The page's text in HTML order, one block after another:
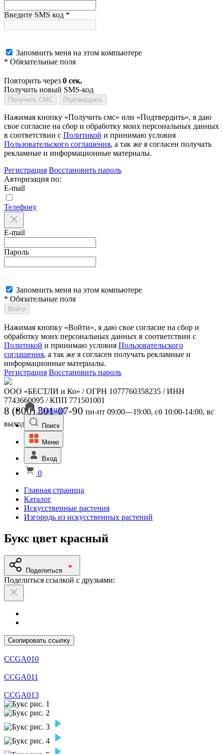
Введите SMS код *
Запомнить меня на этом компьютере
* Обязательные поля
Повторить через 0 сек.
Получить новый SMS-код
Получить СМС Подтвердить
Нажимая кнопку «Получить смс» или «Подтвердить», я даю
свое согласие на сбор и обработку моих персональных данных
в соответствии с Политикой и принимаю условия
Пользовательского соглашения, а так же я согласен получать
рекламные и информационные материалы.
Регистрация Восстановить пароль
Авторизация по:
E-mail
Телефону
E-mail
Пароль
Запомнить меня на этом компьютере
* Обязательные поля
Войти
Нажимая кнопку «Войти», я даю свое согласие на сбор и
обработку моих персональных данных в соответствии с
Политикой и принимаю условия Пользовательского
соглашения, а так же я согласен получать рекламные и
информационные материалы.
Регистрация Восстановить пароль
ООО «БЕСТЛИ и Ко» / ОГРН 1077760358235 / ИНН
7743660095 / КПП 771501001
8 (800) 301-07-90 пн-пт 09:00—19:00, сб 10:00-14:00, вс
выходной
Главная
Поиск
Меню
Вход
0
Главная страница
Каталог
Искусственные растения
Изгородь из искусственных растений
Букс цвет красный
Поделиться
Поделиться ссылкой с друзьями:
Скопировать ссылку
CCGA010
CCGA011
CCGA013